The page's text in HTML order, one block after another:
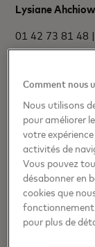
Lysiane
01 42 73 81 48 |
Agence Oxygen
01 41 11 23 99 |
À propos
Mastercard est
Comment nous
Nous utilisons
pour améliorer
votre
activités de
Vous pouvez
désabonner en
cookies que
fonctionnement
pour plus de